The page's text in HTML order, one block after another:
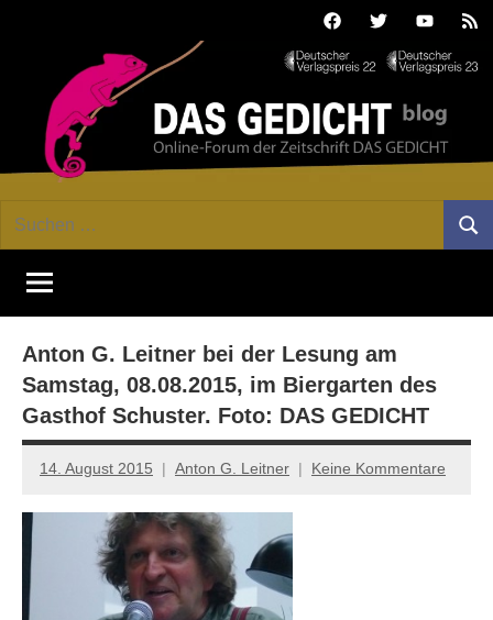
FacebookTwitterYoutube
GEDICHT
blog
Forum
von
DAS
Lyrik,
Essay
Suchen
Anton G. Leitner bei der Lesung am
Samstag, 08.08.2015, im Biergarten des
Gasthof Schuster. Foto: DAS GEDICHT
14. August 2015 Anton G. Leitner Keine Kommentare